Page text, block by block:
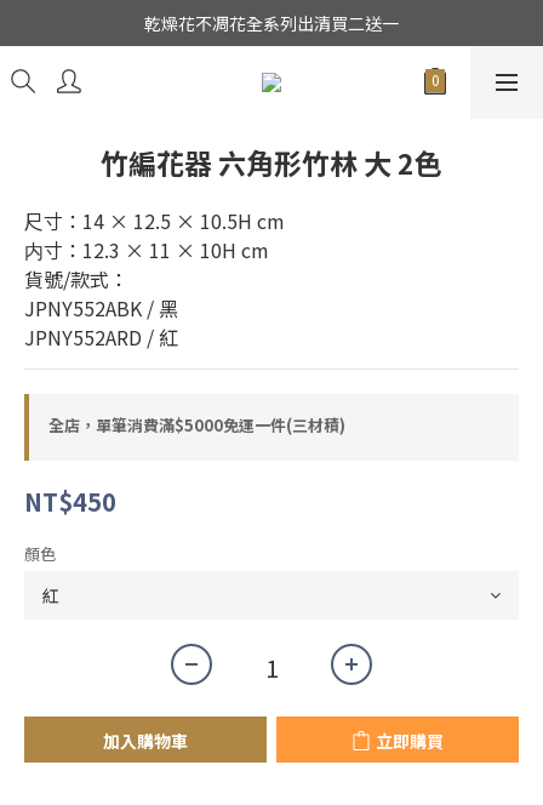
★日本東京堂花材系列全面出清特價中★
乾燥花不凋花全系列出清買二送一
★日本東京堂花材系列全面出清特價中★
竹編花器 六角形竹林 大 2色
尺寸：14 × 12.5 × 10.5H cm
内寸：12.3 × 11 × 10H cm
貨號/款式：
JPNY552ABK / 黑
JPNY552ARD / 紅
全店，單筆消費滿$5000免運一件(三材積)
NT$450
顏色
加入購物車 立即購買